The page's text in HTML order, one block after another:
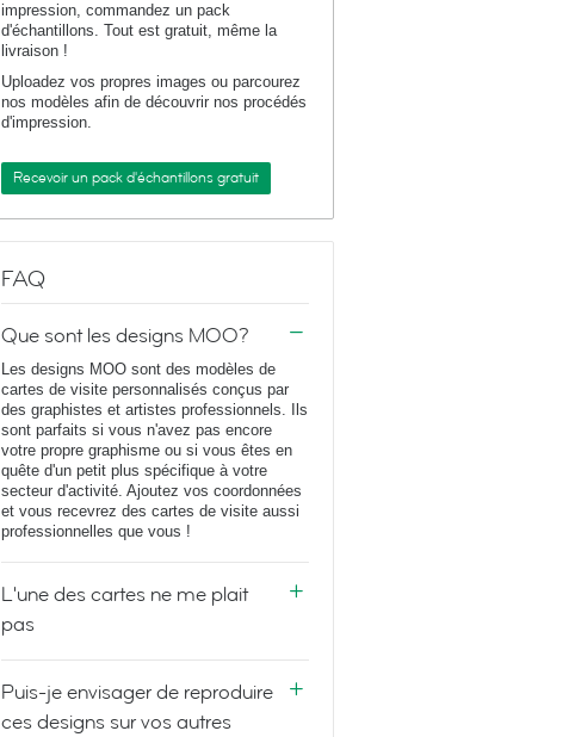
impression, commandez un pack
d'échantillons. Tout est gratuit, même la
livraison !
Uploadez vos propres images ou parcourez
nos modèles afin de découvrir nos procédés
d'impression.
Recevoir un pack d'échantillons gratuit
FAQ
Que sont les designs MOO?
Les designs MOO sont des modèles de
cartes de visite personnalisés conçus par
des graphistes et artistes professionnels. Ils
sont parfaits si vous n'avez pas encore
votre propre graphisme ou si vous êtes en
quête d'un petit plus spécifique à votre
secteur d'activité. Ajoutez vos coordonnées
et vous recevrez des cartes de visite aussi
professionnelles que vous !
L'une des cartes ne me plait
pas
Puis-je envisager de reproduire
ces designs sur vos autres